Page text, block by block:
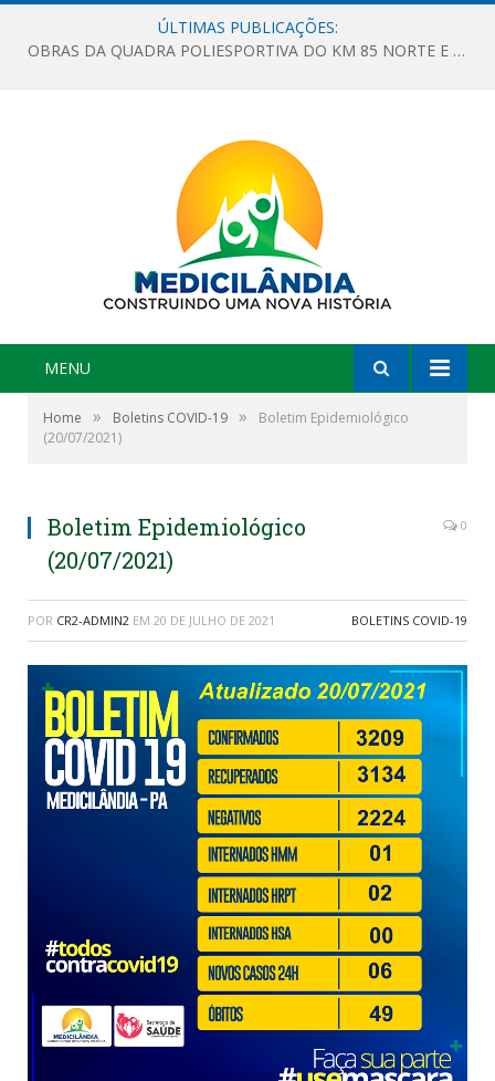
ÚLTIMAS PUBLICAÇÕES:
OBRAS DA QUADRA POLIESPORTIVA DO KM 85 NORTE E DA ESCOLA GASPAR VIANA AVANÇAM
MENU
Home » Boletins COVID-19 »
Boletim Epidemiológico
(20/07/2021)
Boletim Epidemiológico
(20/07/2021)
0
POR CR2-ADMIN2 EM 20 DE JULHO DE 2021 BOLETINS COVID-19